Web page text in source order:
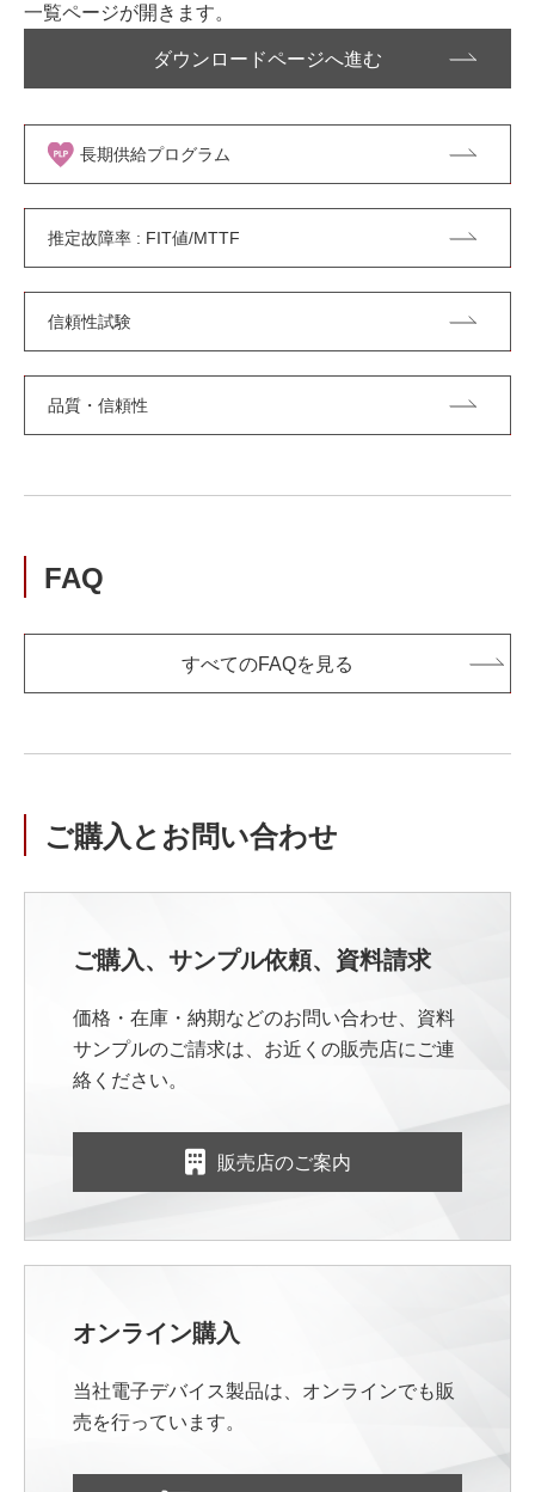
一覧ページが開きます。
ダウンロードページへ進む
長期供給プログラム
推定故障率 : FIT値/MTTF
信頼性試験
品質・信頼性
FAQ
すべてのFAQを見る
ご購入とお問い合わせ
ご購入、サンプル依頼、資料請求
価格・在庫・納期などのお問い合わせ、資料
サンプルのご請求は、お近くの販売店にご連
絡ください。
販売店のご案内
オンライン購入
当社電子デバイス製品は、オンラインでも販
売を行っています。